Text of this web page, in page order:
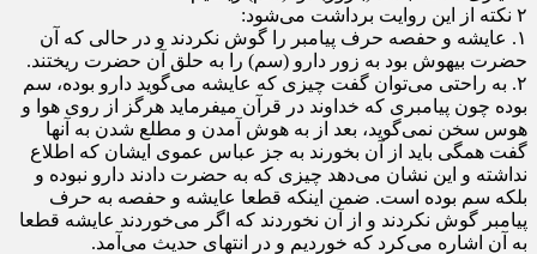
۲ نکته از این روایت برداشت می‌شود:
۱. عایشه و حفصه حرف پیامبر را گوش نکردند و در حالی که آن
حضرت بیهوش بود به زور دارو (سم) را به حلق آن حضرت ریختند.
۲. به راحتی می‌توان گفت چیزی که عایشه می‌گوید دارو بوده، سم
بوده چون پیامبری که خداوند در قرآن میفرماید هرگز از روی هوا و
هوس سخن نمی‌گوید، بعد از به هوش آمدن و مطلع شدن به آنها
گفت همگی باید از آن بخورند به جز عباس عموی ایشان که اطلاع
نداشته و این نشان می‌دهد چیزی که به حضرت دادند دارو نبوده و
بلکه سم بوده است. ضمن اینکه قطعا عایشه و حفصه به حرف
پیامبر گوش نکردند و از آن نخوردند که اگر می‌خوردند عایشه قطعا
به آن اشاره می‌کرد که خوردیم و در انتهای حدیث می‌آمد.